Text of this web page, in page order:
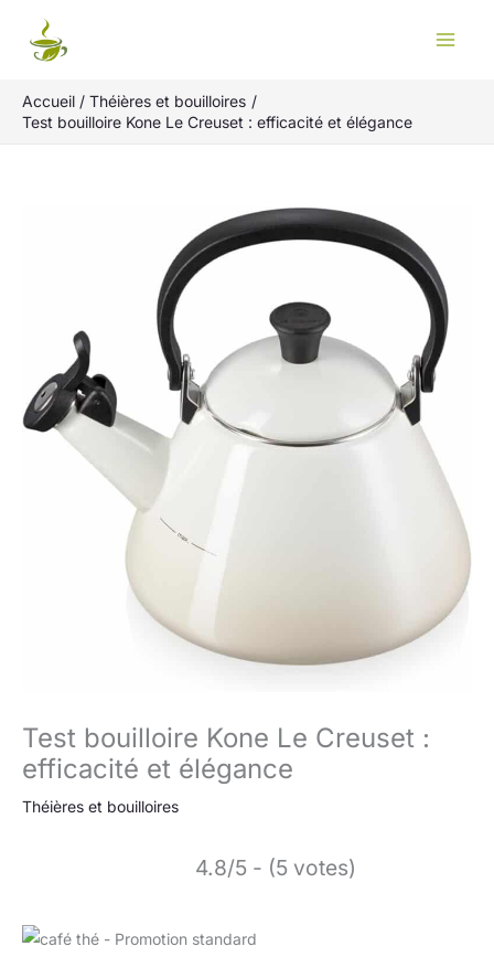
Accueil
Théières et bouilloires
Test bouilloire Kone Le Creuset : efficacité et élégance
Test bouilloire Kone Le Creuset :
efficacité et élégance
Théières et bouilloires
4.8/5 - (5 votes)